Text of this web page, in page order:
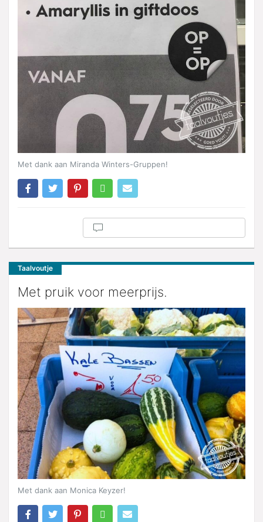
Met dank aan Miranda Winters-Gruppen!
Taalvoutje
Met pruik voor meerprijs.
Met dank aan Monica Keyzer!